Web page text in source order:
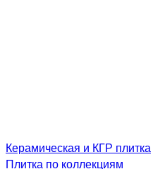
Керамическая и КГР плитка
Плитка по коллекциям